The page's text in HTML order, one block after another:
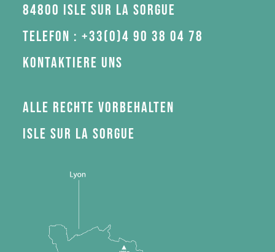
84800 Isle sur la Sorgue
Telefon : +33(0)4 90 38 04 78
Kontaktiere uns
Alle Rechte vorbehalten
Isle sur la Sorgue